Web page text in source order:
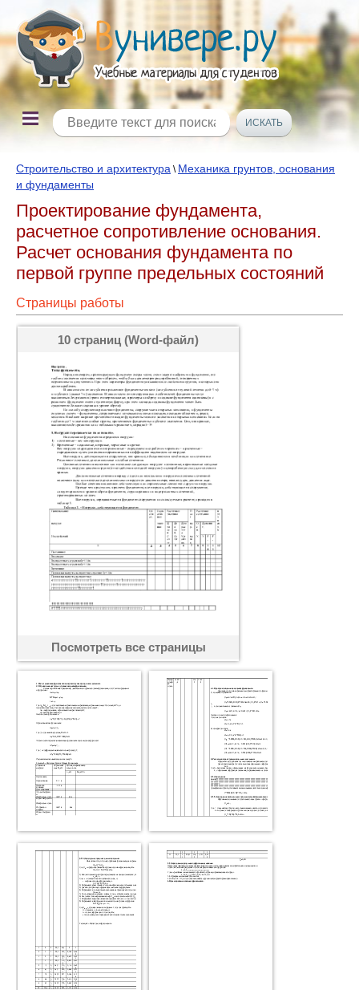
Строительство и архитектура \ Механика грунтов, основания
и фундаменты
Проектирование фундамента,
расчетное сопротивление основания.
Расчет основания фундамента по
первой группе предельных состояний
Страницы работы
10 страниц (Word-файл)
Посмотреть все страницы